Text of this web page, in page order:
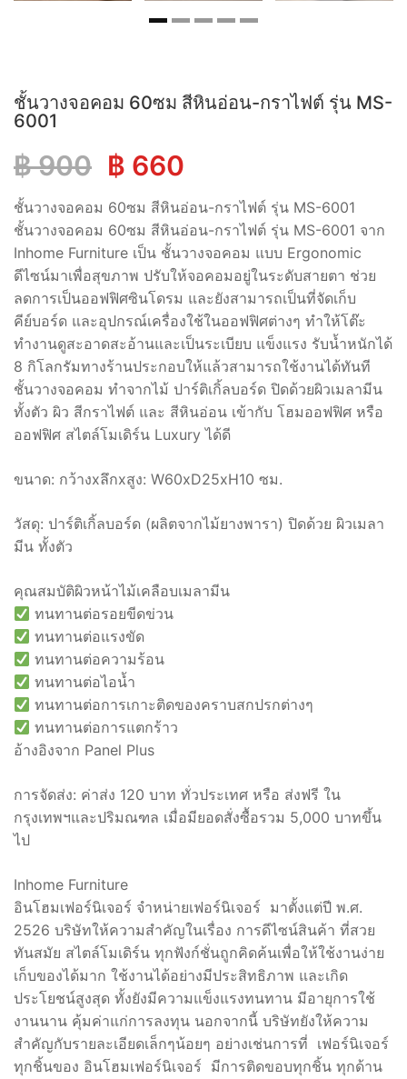
ชั้นวางจอคอม 60ซม สีหินอ่อน-กราไฟต์ รุ่น MS-
6001
฿900 Original
price
was:
฿ 900.
฿ 660
price
is:
฿ 660.
ชั้นวางจอคอม 60ซม สีหินอ่อน-กราไฟต์ รุ่น MS-6001
ชั้นวางจอคอม 60ซม สีหินอ่อน-กราไฟต์ รุ่น MS-6001 จาก
Inhome Furniture เป็น ชั้นวางจอคอม แบบ Ergonomic
ดีไซน์มาเพื่อสุขภาพ ปรับให้จอคอมอยู่ในระดับสายตา ช่วย
ลดการเป็นออฟฟิศซินโดรม และยังสามารถเป็นที่จัดเก็บ
คีย์บอร์ด และอุปกรณ์เครื่องใช้ในออฟฟิศต่างๆ ทำให้โต๊ะ
ทำงานดูสะอาดสะอ้านและเป็นระเบียบ แข็งแรง รับน้ำหนักได้
8 กิโลกรัมทางร้านประกอบให้แล้วสามารถใช้งานได้ทันที
ชั้นวางจอคอม ทำจากไม้ ปาร์ติเกิ้ลบอร์ด ปิดด้วยผิวเมลามีน
ทั้งตัว ผิว สีกราไฟต์ และ สีหินอ่อน เข้ากับ โฮมออฟฟิศ หรือ
ออฟฟิศ สไตล์โมเดิร์น Luxury ได้ดี
ขนาด: กว้างxลึกxสูง: W60xD25xH10 ซม.
วัสดุ: ปาร์ติเกิ้ลบอร์ด (ผลิตจากไม้ยางพารา) ปิดด้วย ผิวเมลา
มีน ทั้งตัว
คุณสมบัติผิวหน้าไม้เคลือบเมลามีน
ทนทานต่อรอยขีดข่วน
ทนทานต่อแรงขัด
ทนทานต่อความร้อน
ทนทานต่อไอน้ำ
ทนทานต่อการเกาะติดของคราบสกปรกต่างๆ
ทนทานต่อการแตกร้าว
อ้างอิงจาก Panel Plus
การจัดส่ง: ค่าส่ง 120 บาท ทั่วประเทศ หรือ ส่งฟรี ใน
กรุงเทพฯและปริมณฑล เมื่อมียอดสั่งซื้อรวม 5,000 บาทขึ้น
ไป
Inhome Furniture
อินโฮมเฟอร์นิเจอร์ จำหน่ายเฟอร์นิเจอร์ มาตั้งแต่ปี พ.ศ.
2526 บริษัทให้ความสำคัญในเรื่อง การดีไซน์สินค้า ที่สวย
ทันสมัย สไตล์โมเดิร์น ทุกฟังก์ชั่นถูกคิดค้นเพื่อให้ใช้งานง่าย
เก็บของได้มาก ใช้งานได้อย่างมีประสิทธิภาพ และเกิด
ประโยชน์สูงสุด ทั้งยังมีความแข็งแรงทนทาน มีอายุการใช้
งานนาน คุ้มค่าแก่การลงทุน นอกจากนี้ บริษัทยังให้ความ
สำคัญกับรายละเอียดเล็กๆน้อยๆ อย่างเช่นการที่ เฟอร์นิเจอร์
ทุกชิ้นของ อินโฮมเฟอร์นิเจอร์ มีการติดขอบทุกชิ้น ทุกด้าน